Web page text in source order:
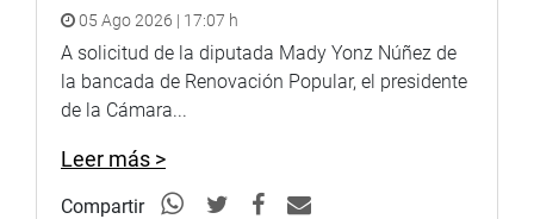
05 Ago 2026 | 17:07 h
A solicitud de la diputada Mady Yonz Núñez de
la bancada de Renovación Popular, el presidente
de la Cámara...
Leer más >
Compartir